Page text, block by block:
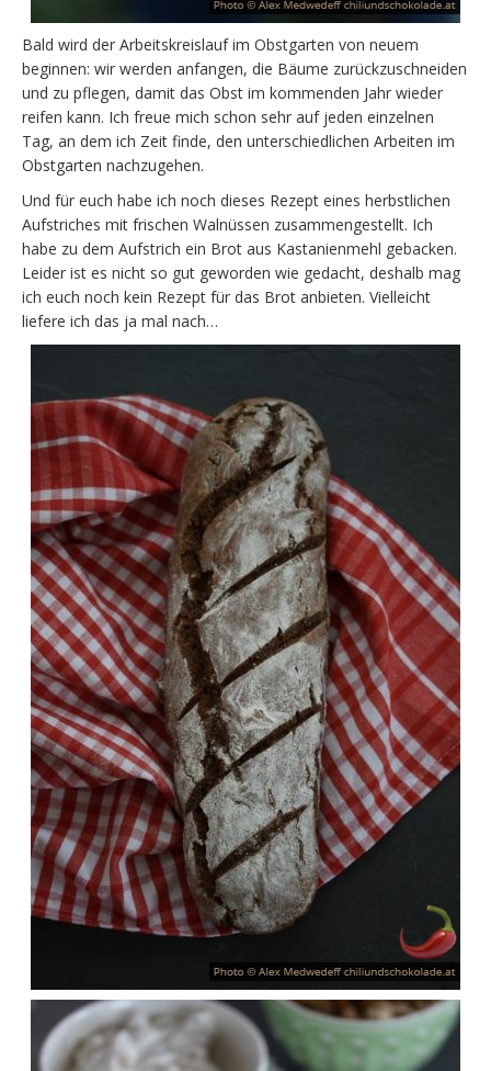
Bald wird der Arbeitskreislauf im Obstgarten von neuem
beginnen: wir werden anfangen, die Bäume zurückzuschneiden
und zu pflegen, damit das Obst im kommenden Jahr wieder
reifen kann. Ich freue mich schon sehr auf jeden einzelnen
Tag, an dem ich Zeit finde, den unterschiedlichen Arbeiten im
Obstgarten nachzugehen.
Und für euch habe ich noch dieses Rezept eines herbstlichen
Aufstriches mit frischen Walnüssen zusammengestellt. Ich
habe zu dem Aufstrich ein Brot aus Kastanienmehl gebacken.
Leider ist es nicht so gut geworden wie gedacht, deshalb mag
ich euch noch kein Rezept für das Brot anbieten. Vielleicht
liefere ich das ja mal nach…